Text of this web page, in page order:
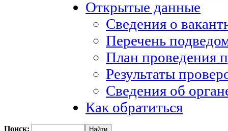
Открытые данные
Сведения о
Перечень
План
Результаты
Сведения об
Как обратиться
Поиск: